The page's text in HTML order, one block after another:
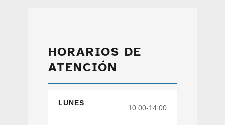
HORARIOS DE
ATENCIÓN
LUNES
10:00-14:00